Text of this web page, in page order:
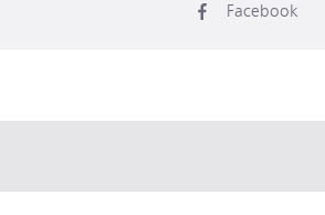
Facebook